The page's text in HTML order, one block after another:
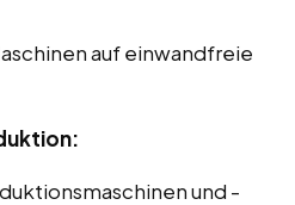
auf einwandfreie
und -